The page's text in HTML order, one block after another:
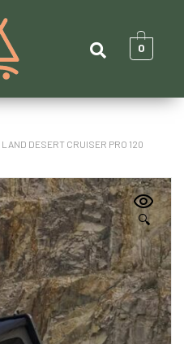
0
DESERT CRUISER PRO 120
🔍